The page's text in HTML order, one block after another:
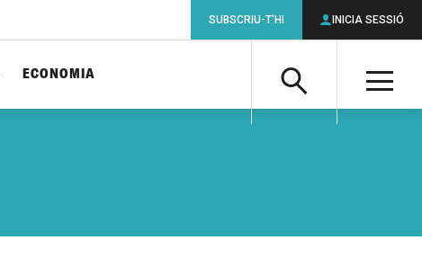
Cerca
ECONOMIA
SUBSCRIU-T'HI INICIA SESSIÓ